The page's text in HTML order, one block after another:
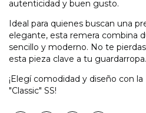
autenticidad y buen gusto.
Ideal para quienes buscan una
elegante, esta remera combina
sencillo y moderno. No te
esta pieza clave a tu guardarropa.
¡Elegí comodidad y diseño con
"Classic" SS!